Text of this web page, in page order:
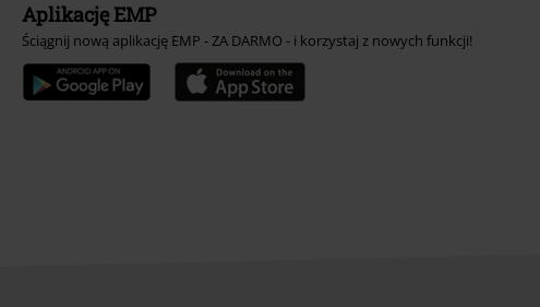
Aplikację EMP
Ściągnij nową aplikację EMP - ZA DARMO - i korzystaj z nowych funkcji!